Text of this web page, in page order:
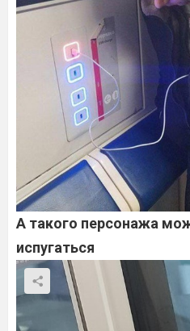
А такого персонажа
испугаться